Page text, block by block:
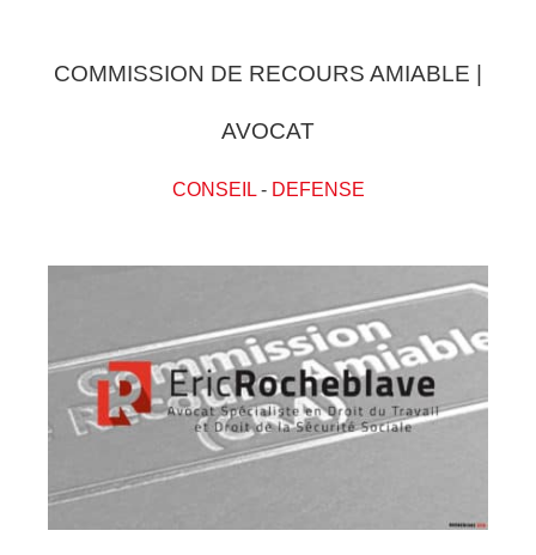
COMMISSION DE RECOURS AMIABLE |
AVOCAT
CONSEIL- DEFENSE